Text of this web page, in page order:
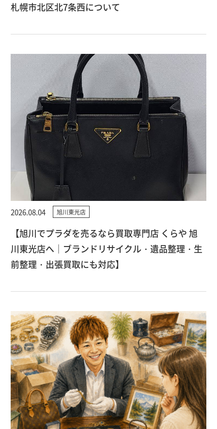
札幌市北区北7条西について
2026.08.04 旭川東光店
【旭川でプラダを売るなら買取専門店 くらや 旭
川東光店へ｜ブランドリサイクル・遺品整理・生
前整理・出張買取にも対応】